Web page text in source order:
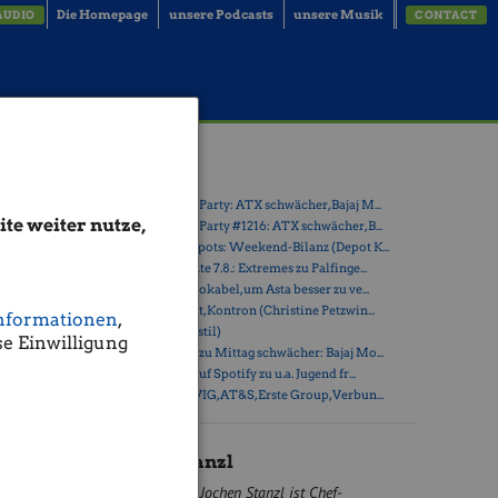
weiter nutze,
,
Einwilligung
Die Homepage unsere Podcasts unsere Musik CONTACT
zum
die
ein
die
» Wiener Börse Party: ATX schwächer, Bajaj M...
» Wiener Börse Party #1216: ATX schwächer, B...
» Österreich-Depots: Weekend-Bilanz (Depot K...
» Börsegeschichte 7.8.: Extremes zu Palfinge...
» Nachlese: 10 Vokabel, um Asta besser zu ve...
» PIR-News: Post, Kontron (Christine Petzwin...
» (Christian Drastil)
» Wiener Börse zu Mittag schwächer: Bajaj Mo...
» Börse-Inputs auf Spotify zu u.a. Jugend fr...
» ATX-Trends: VIG, AT&S, Erste Group, Verbun...
Jochen Stanzl
Jochen Stanzl ist Chef-